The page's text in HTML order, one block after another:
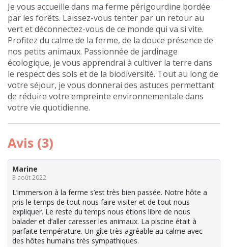
Je vous accueille dans ma ferme périgourdine bordée
par les forêts. Laissez-vous tenter par un retour au
vert et déconnectez-vous de ce monde qui va si vite.
Profitez du calme de la ferme, de la douce présence de
nos petits animaux. Passionnée de jardinage
écologique, je vous apprendrai à cultiver la terre dans
le respect des sols et de la biodiversité. Tout au long de
votre séjour, je vous donnerai des astuces permettant
de réduire votre empreinte environnementale dans
votre vie quotidienne.
Avis (3)
Marine
3 août 2022
L’immersion à la ferme s’est très bien passée. Notre hôte a
pris le temps de tout nous faire visiter et de tout nous
expliquer. Le reste du temps nous étions libre de nous
balader et d’aller caresser les animaux. La piscine était à
parfaite température. Un gîte très agréable au calme avec
des hôtes humains très sympathiques.